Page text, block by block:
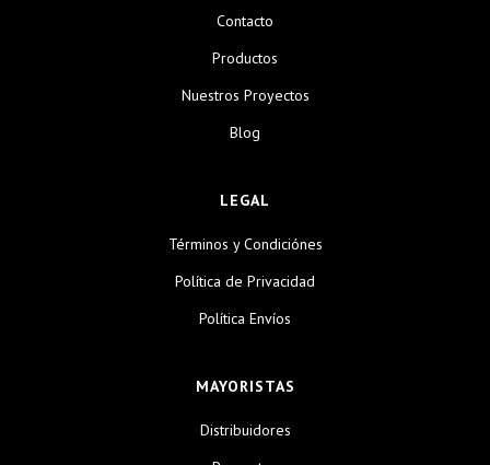
Contacto
Productos
Nuestros Proyectos
Blog
LEGAL
Términos y Condiciónes
Política de Privacidad
Política Envíos
MAYORISTAS
Distribuidores